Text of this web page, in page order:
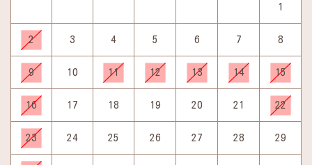
1
2 3 4 5 6 7 8
9 10 11 12 13 14 15
16 17 18 19 20 21 22
23 24 25 26 27 28 29